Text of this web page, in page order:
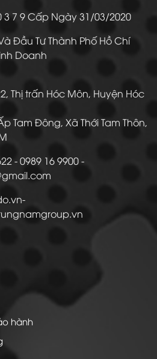
3 7 9 Cấp Ngày 31/03/2020
Đầu Tư Thành Phố Hồ Chí
Doanh
Thị trấn Hóc Môn, Huyện Hóc
Tam Đông, Xã Thới Tam Thôn,
6622 - 0989 16 9900 -
hành